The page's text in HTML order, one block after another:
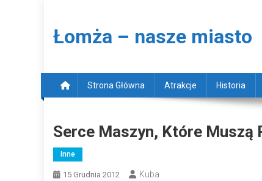
Łomża – nasze miasto
Strona Główna Atrakcje Historia
Serce Maszyn, Które Muszą
Inne
15 Grudnia 2012 Kuba